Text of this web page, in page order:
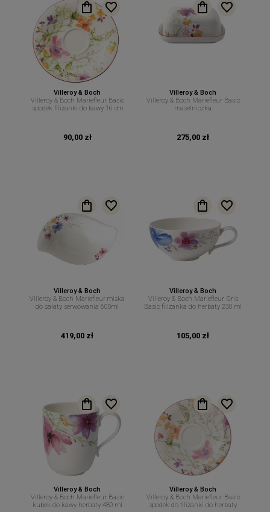
Villeroy & Boch
Villeroy & Boch Mariefleur Basic
spodek filiżanki do kawy 16 cm
90,00 zł
Villeroy & Boch
Villeroy & Boch Mariefleur Basic
maselniczka
275,00 zł
Villeroy & Boch
Villeroy & Boch Mariefleur miska
do sałaty serwowania 600ml
419,00 zł
Villeroy & Boch
Villeroy & Boch Mariefleur Gris
Basic filiżanka do herbaty 230 ml
105,00 zł
Villeroy & Boch
Villeroy & Boch Mariefleur Basic
kubek do kawy herbaty 430 ml
Villeroy & Boch
Villeroy & Boch Mariefleur Basic
spodek do filiżanki do herbaty